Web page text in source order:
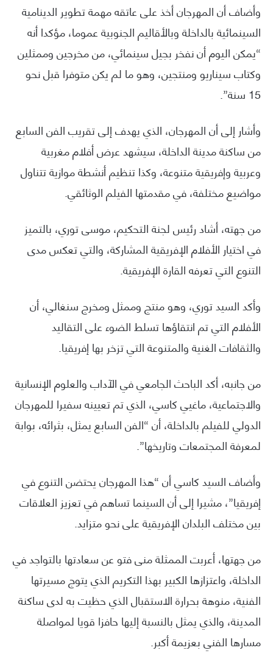
وأضاف أن المهرجان أخذ على عاتقه مهمة تطوير الدينامية
السينمائية بالداخلة وبالأقاليم الجنوبية عموما، مؤكدا أنه
“يمكن اليوم أن نفخر بجيل سينمائي، من مخرجين وممثلين
وكتاب سيناريو ومنتجين، وهو ما لم يكن متوفرا قبل نحو
15 سنة”.
وأشار إلى أن المهرجان، الذي يهدف إلى تقريب الفن السابع
من ساكنة مدينة الداخلة، سيشهد عرض أفلام مغربية
وعربية وإفريقية متنوعة، وكذا تنظيم أنشطة موازية تتناول
مواضيع مختلفة، في مقدمتها الفيلم الوثائقي.
من جهته، أشاد رئيس لجنة التحكيم، موسى توري، بالتميز
في اختيار الأفلام الإفريقية المشاركة، والتي تعكس مدى
التنوع التي تعرفه القارة الإفريقية.
وأكد السيد توري، وهو منتج وممثل ومخرج سنغالي، أن
الأفلام التي تم انتقاؤها تسلط الضوء على التقاليد
والثقافات الغنية والمتنوعة التي تزخر بها إفريقيا.
من جانبه، أكد الباحث الجامعي في الآداب والعلوم الإنسانية
والاجتماعية، ماغيي كاسي، الذي تم تعيينه سفيرا للمهرجان
الدولي للفيلم بالداخلة، أن “الفن السابع يمثل، بثرائه، بوابة
لمعرفة المجتمعات وتاريخها”.
وأضاف السيد كاسي أن “هذا المهرجان يحتضن التنوع في
إفريقيا”، مشيرا إلى أن السينما تساهم في تعزيز العلاقات
بين مختلف البلدان الإفريقية على نحو متزايد.
من جهتها، أعربت الممثلة منى فتو عن سعادتها بالتواجد في
الداخلة، واعتزازها الكبير بهذا التكريم الذي يتوج مسيرتها
الفنية، منوهة بحرارة الاستقبال الذي حظيت به لدى ساكنة
المدينة، والذي يمثل بالنسبة إليها حافزا قويا لمواصلة
مسارها الفني بعزيمة أكبر.